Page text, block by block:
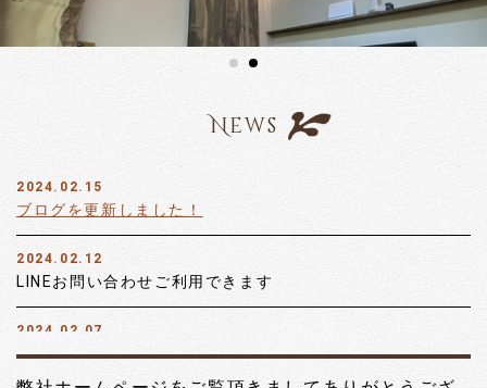
News
2024.02.15
ブログを更新しました！
2024.02.12
LINEお問い合わせご利用できます
2024.02.07
ホームページを更新しました。